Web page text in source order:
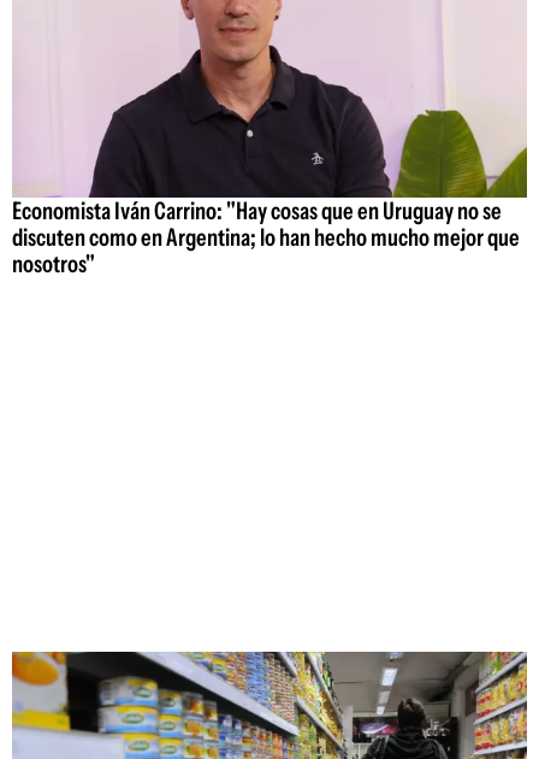
Economista Iván Carrino: "Hay cosas que en Uruguay no se
discuten como en Argentina; lo han hecho mucho mejor que
nosotros"